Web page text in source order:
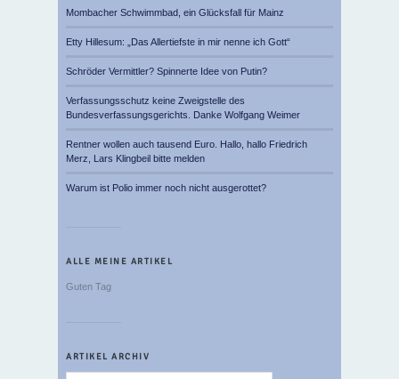
Mombacher Schwimmbad, ein Glücksfall für Mainz
Etty Hillesum: „Das Allertiefste in mir nenne ich Gott“
Schröder Vermittler? Spinnerte Idee von Putin?
Verfassungsschutz keine Zweigstelle des
Bundesverfassungsgerichts. Danke Wolfgang Weimer
Rentner wollen auch tausend Euro. Hallo, hallo Friedrich
Merz, Lars Klingbeil bitte melden
Warum ist Polio immer noch nicht ausgerottet?
ALLE MEINE ARTIKEL
Guten Tag
ARTIKEL ARCHIV